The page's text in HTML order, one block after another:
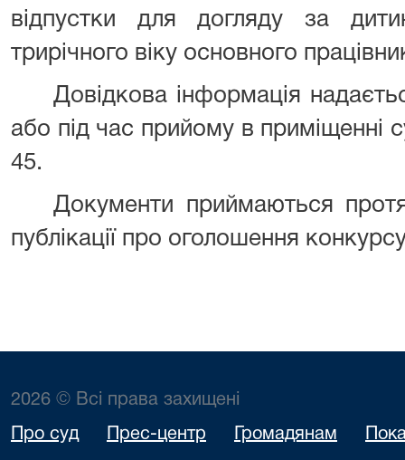
відпустки для догляду за
трирічного віку основного
Довідкова інформація
або під час прийому в приміщенні
45.
Документи приймаються
публікації про оголошення
2026 © Всі права захищені
Про суд Прес-центр Громадянам